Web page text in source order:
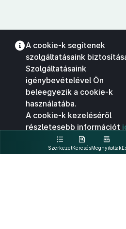
SzerkezetKeresésMegnyitottak
A cookie-k segítenek
szolgáltatásaink
Szolgáltatásaink
igénybevételével Ön
beleegyezik a cookie-k
használatába.
A cookie-k kezeléséről
részletesebb információt
kattintva olvashat.